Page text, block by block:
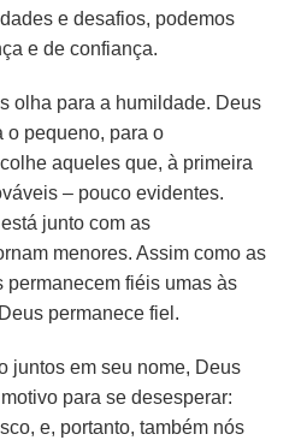
e desafios, podemos
e de confiança.
olha para a humildade. Deus
o pequeno, para o
aqueles que, à primeira
– pouco evidentes.
junto com as
menores. Assim como as
fiéis umas às
permanece fiel.
juntos em seu nome, Deus
para se desesperar:
e, portanto, também nós